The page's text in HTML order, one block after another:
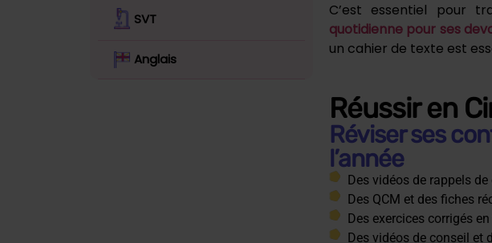
SVT
Anglais
C’est essentiel pour
quotidienne pour ses
un cahier de texte est
Réussir en
Réviser ses
l’année
Des vidéos de rappels
Des QCM et des fiches
Des exercices corrigés
Des vidéos de conseil et